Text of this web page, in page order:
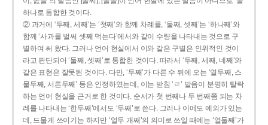
하나로 통합한 것이다.
② 과거에 ‘두째, 세째’는 ‘첫째’와 함께 차례를, ‘둘째, 셋째’는 ‘하나째’와
함께 ‘사과를 벌써 셋째 먹는다’에서와 같이 수량을 나타내는 것으로 구
별하여 써 왔다. 그러나 언어 현실에서 이와 같은 구별은 인위적인 것이
라고 판단되어 ‘둘째, 셋째’로 통합한 것이다. 따라서 ‘두째, 세째, 네째’와
같은 표현은 잘못된 것이다. 다만, ‘두째’가 다른 수 뒤에 오는 ‘열두째, 스
물두째, 서른두째’ 등은 인정하였는데, 이는 받침 ‘ㄹ’ 발음이 분명히 탈락
하는 언어 현실을 근거로 한 것이다. 순서가 첫 번째나 두 번째쯤 되는 차
례를 나타내는 ‘한두째’에서도 ‘두째’로 쓴다. 그러나 이에도 예외가 있는
데, 드물게 쓰이기는 하지만 ‘열두 개째’의 의미로 쓰일 때에는 ‘열둘째’가